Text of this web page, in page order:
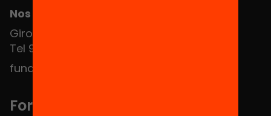
Nos puedes encontrar en el HUB Social
Girona 34, interior 08010 Barcelona
Tel 934 588 700
fundacio@equitat.org
Formamos parte de...